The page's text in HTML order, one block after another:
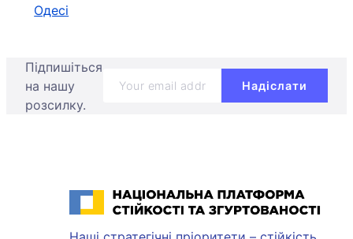
Одесі
Підпишіться
на нашу
розсилку.
Національна платформа стійкості та згуртованості